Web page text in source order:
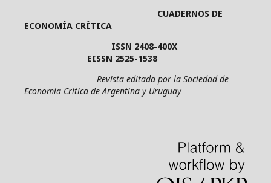
CUADERNOS DE
ECONOMÍA CRÍTICA
ISSN 2408-400X
EISSN 2525-1538
Revista editada por la Sociedad de
Economia Critica de Argentina y Uruguay